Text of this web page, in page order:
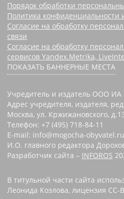
Порядок обработки
Политика
Согласие на обработку
связи
Согласие на обработку
сервисов Yandex.Metrika,
ПОКАЗАТЬ БАННЕРНЫЕ МЕСТА
Учредитель и издатель ООО ИА
Адрес учредителя, издателя,
Москва, ул. Кржижановского,
Телефон: +7 (495) 718-84-11
E-mail: info@mogocha-obyvatel.ru
И.О. главного редактора
Разработчик сайта – INFOROS
В титульной части сайта
Леонида Козлова, лицензия CC-